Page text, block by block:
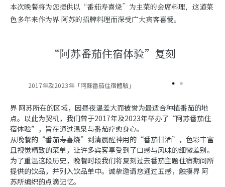
本次晚餐将为您提供以“番茄寿喜烧”为主菜的会席料理，这道菜
色多年来作为界 阿苏的招牌料理而深受广大宾客喜爱。
“阿苏番茄住宿体验”复刻
2017年及2023年「阿蘇番茄住宿體驗」
界 阿苏所在的区域，因昼夜温差大而被誉为最适合种植番茄的地
点。以此为契机，我们曾于2017年及2023年举办了“阿苏番茄住
宿体验”，旨在通过温泉与番茄疗愈身心。
从晚餐的“番茄寿喜烧”到清晨醒神用的“番茄甘酒”，色彩丰富
且视觉精致的菜单，让许多宾客享受到了口感与风味的细微差别。
为了重温这段历史，晚餐时段我们将复刻过去番茄主题住宿期间所
提供的饮品，并列入饮品单中。诚挚邀请您通过五感，触摸界 阿
苏所编织的点滴记忆。